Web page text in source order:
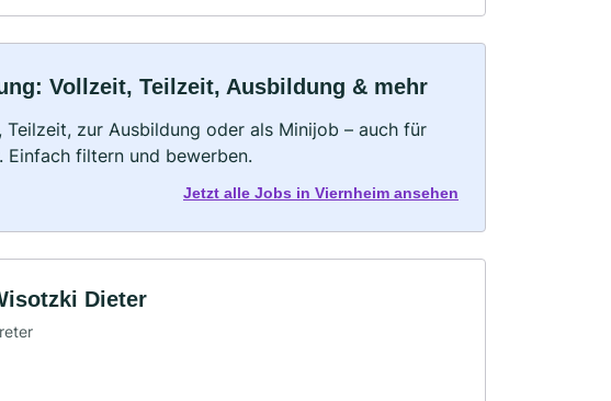
Vollzeit, Teilzeit, Ausbildung & mehr
zur Ausbildung oder als Minijob – auch für
Einfach filtern und bewerben.
Jetzt alle Jobs in Viernheim ansehen
Dieter